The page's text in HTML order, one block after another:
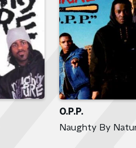
O.P.P.
Naughty By